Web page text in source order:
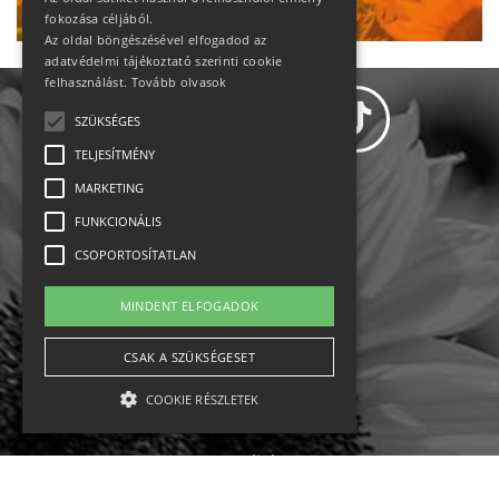
Állásajánlatok
Impresszum-kapcsolat
Jogi nyilatkozat
Rólunk
English
fokozása céljából.
Az oldal böngészésével elfogadod az
adatvédelmi tájékoztató szerinti cookie
felhasználást. Tovább olvasok
SZÜKSÉGES
TELJESÍTMÉNY
MARKETING
FUNKCIONÁLIS
CSOPORTOSÍTATLAN
MINDENT ELFOGADOK
CSAK A SZÜKSÉGESET
COOKIE RÉSZLETEK